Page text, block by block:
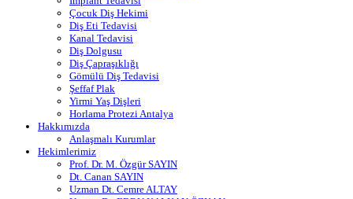
Çocuk Diş Hekimi
Diş Eti Tedavisi
Kanal Tedavisi
Diş Dolgusu
Diş Çapraşıklığı
Gömülü Diş Tedavisi
Şeffaf Plak
Yirmi Yaş Dişleri
Horlama Protezi Antalya
Hakkımızda
Anlaşmalı Kurumlar
Hekimlerimiz
Prof. Dr. M. Özgür SAYIN
Dt. Canan SAYIN
Uzman Dt. Cemre ALTAY